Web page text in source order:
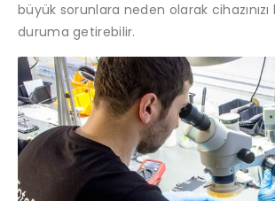
büyük sorunlara neden olarak cihazınızı
duruma getirebilir.